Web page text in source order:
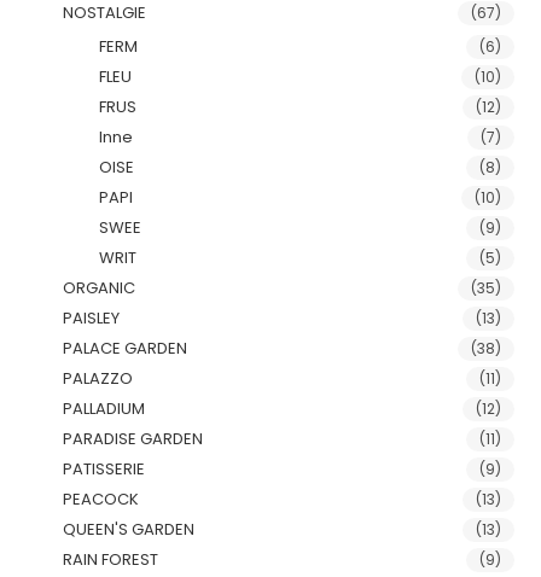
NOSTALGIE (67)
FERM (6)
FLEU (10)
FRUS (12)
Inne (7)
OISE (8)
PAPI (10)
SWEE (9)
WRIT (5)
ORGANIC (35)
PAISLEY (13)
PALACE GARDEN (38)
PALAZZO (11)
PALLADIUM (12)
PARADISE GARDEN (11)
PATISSERIE (9)
PEACOCK (13)
QUEEN'S GARDEN (13)
RAIN FOREST (9)